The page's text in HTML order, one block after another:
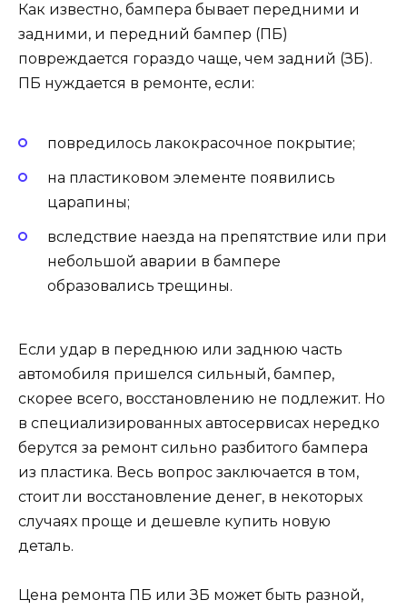
Как известно, бампера бывает передними и
задними, и передний бампер (ПБ)
повреждается гораздо чаще, чем задний (ЗБ).
ПБ нуждается в ремонте, если:
повредилось лакокрасочное покрытие;
на пластиковом элементе появились
царапины;
вследствие наезда на препятствие или при
небольшой аварии в бампере
образовались трещины.
Если удар в переднюю или заднюю часть
автомобиля пришелся сильный, бампер,
скорее всего, восстановлению не подлежит. Но
в специализированных автосервисах нередко
берутся за ремонт сильно разбитого бампера
из пластика. Весь вопрос заключается в том,
стоит ли восстановление денег, в некоторых
случаях проще и дешевле купить новую
деталь.
Цена ремонта ПБ или ЗБ может быть разной,